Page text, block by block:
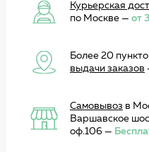
Курьерская
по Москве — от
Более 20
выдачи заказов
Самовывоз в
Варшавское
оф.106 —